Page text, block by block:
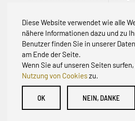
Diese Website verwendet wie alle
nähere Informationen dazu und zu
Benutzer finden Sie in unserer
am Ende der Seite.
Wenn Sie auf unseren Seiten
Nutzung von Cookieszu.
OK NEIN, DANKE
den Rehhagweg inFreiburgOT
Freiburg
© Initiative zur Abwehr von